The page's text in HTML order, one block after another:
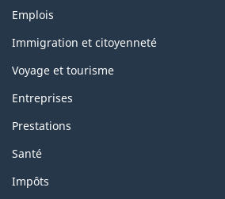
Thèmes
sujets
Emplois
Immigration et citoyenneté
Voyage et tourisme
Entreprises
Prestations
Santé
Impôts